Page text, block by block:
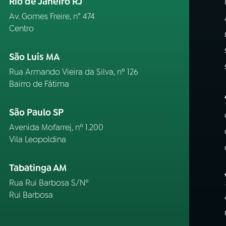
Av. Gomes Freire, n° 474
Centro
São Luís MA
Rua Armando Vieira da Silva, nº 126
Bairro de Fátima
São Paulo SP
Avenida Mofarrej, nº 1.200
Vila Leopoldina
Tabatinga AM
Rua Rui Barbosa S/Nº
Rui Barbosa